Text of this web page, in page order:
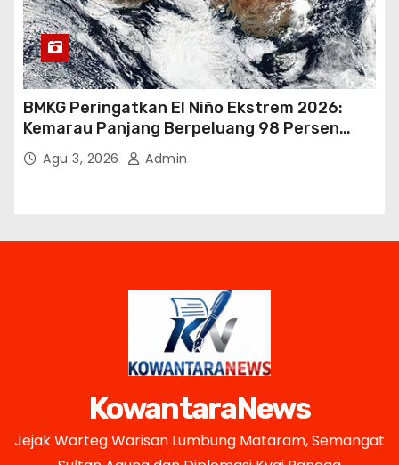
BMKG Peringatkan El Niño Ekstrem 2026:
Kemarau Panjang Berpeluang 98 Persen
hingga Awal 2027
Agu 3, 2026 Admin
KowantaraNews
Jejak Warteg Warisan Lumbung Mataram, Semangat